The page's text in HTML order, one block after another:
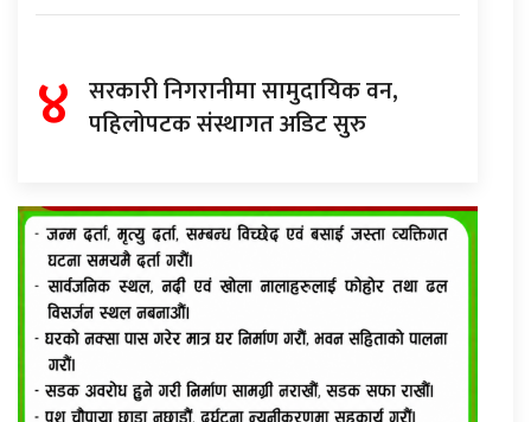
४ सरकारी निगरानीमा सामुदायिक वन,
पहिलोपटक संस्थागत अडिट सुरु